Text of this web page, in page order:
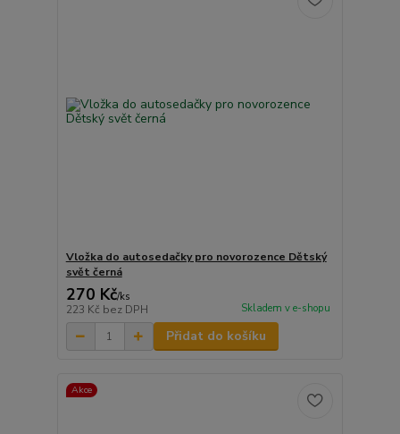
Vložka do autosedačky pro novorozence Dětský
svět černá
270 Kč/ks
223 Kč bez DPH Skladem v e-shopu
Přidat do košíku
Akce